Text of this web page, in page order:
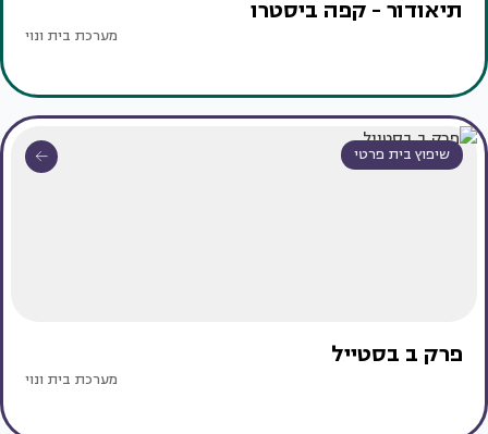
תיאודור - קפה ביסטרו
מערכת בית ונוי
שיפוץ בית פרטי
פרק ב בסטייל
מערכת בית ונוי